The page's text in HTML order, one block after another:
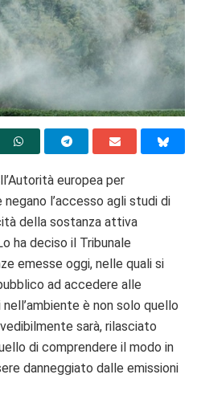
europea per
negano l’accesso agli studi di
della sostanza attiva
ha deciso il Tribunale
emesse oggi, nelle quali si
ad accedere alle
è non solo quello
sarà, rilasciato
di comprendere il modo in
danneggiato dalle emissioni